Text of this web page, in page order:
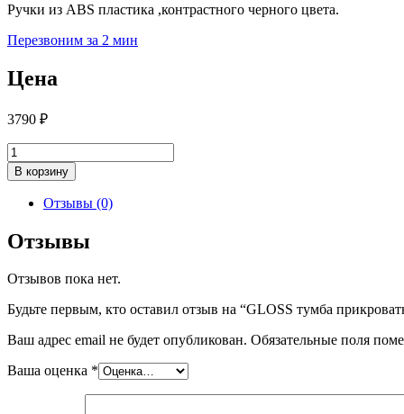
Ручки из АBS пластика ,контрастного черного цвета.
Перезвоним за 2 мин
Цена
3790 ₽
Количество
товара
GLOSS
тумба
прикроватная
В корзину
Отзывы (0)
Отзывы
Отзывов пока нет.
Будьте первым, кто оставил отзыв на “GLOSS тумба
Ваш адрес email не будет опубликован. Обязательные поля
Ваша оценка *